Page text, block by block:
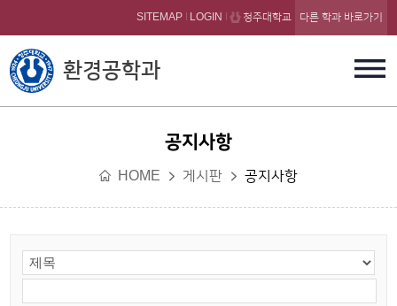
본문 바로가기
환경공학과
SITEMAP LOGIN 청주대학교 다른 학과 바로가기
공지사항
HOME 게시판 공지사항